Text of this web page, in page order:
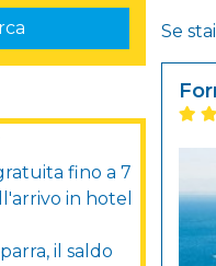
fino a 7
in hotel
il saldo
Se